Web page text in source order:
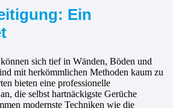
Ein
sich tief in Wänden, Böden und
mit herkömmlichen Methoden kaum zu
bieten eine professionelle
an, die selbst hartnäckigste Gerüche
modernste Techniken wie die